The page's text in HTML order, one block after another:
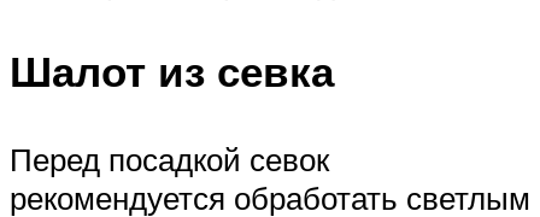
Шалот из севка
Перед посадкой севок
рекомендуется обработать светлым